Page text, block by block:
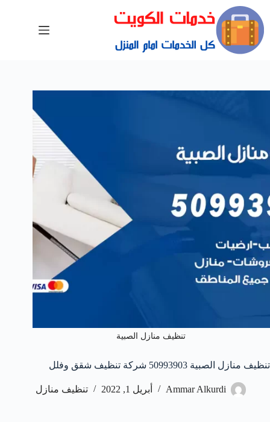
تنظيف منازل الصبية
تنظيف منازل الصبية 50993903‬ شركة تنظيف شقق وفلل
Ammar Alkurdi أبريل 1, 2022 تنظيف منازل